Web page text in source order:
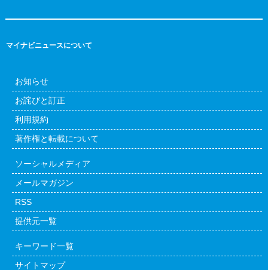
マイナビニュースについて
お知らせ
お詫びと訂正
利用規約
著作権と転載について
ソーシャルメディア
メールマガジン
RSS
提供元一覧
キーワード一覧
サイトマップ